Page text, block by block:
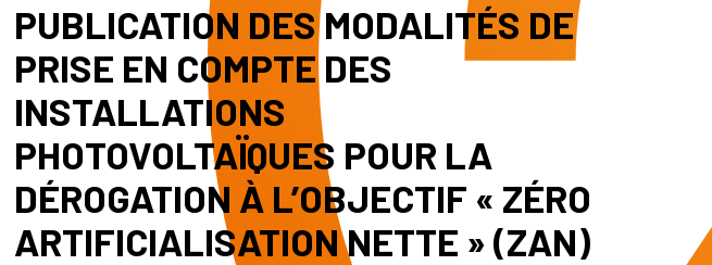
PUBLICATION DES MODALITÉS DE
PRISE EN COMPTE DES
INSTALLATIONS
PHOTOVOLTAÏQUES POUR LA
DÉROGATION À L’OBJECTIF « ZÉRO
ARTIFICIALISATION NETTE » (ZAN)